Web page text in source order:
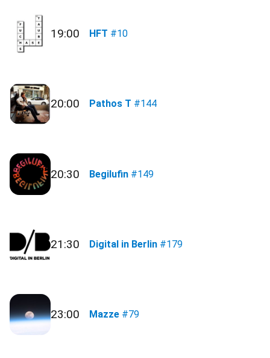
19:00 HFT #10
20:00 Pathos T #144
20:30 Begilufin #149
21:30 Digital in Berlin #179
23:00 Mazze #79